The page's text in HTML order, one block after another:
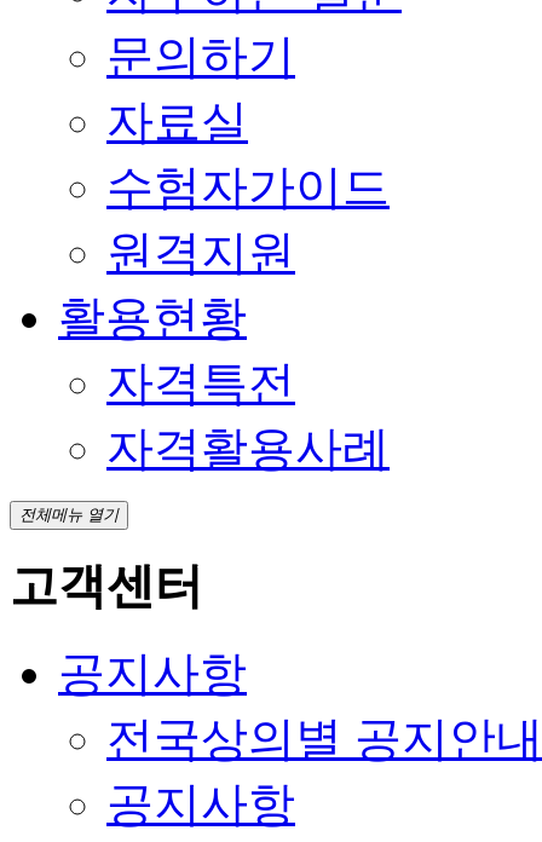
문의하기
자료실
수험자가이드
원격지원
활용현황
자격특전
자격활용사례
전체메뉴 열기
고객센터
공지사항
전국상의별 공지안내
공지사항